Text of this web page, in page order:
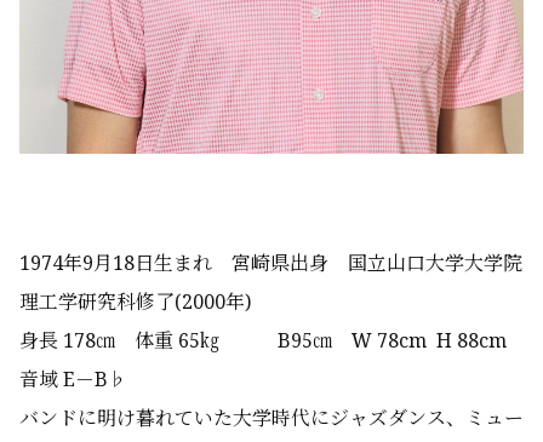
1974年9月18日生まれ 宮崎県出身 国立山口大学大学院
理工学研究科修了(2000年)
身長 178㎝ 体重 65㎏ B95㎝ W 78cm H 88cm
音域 E－B♭
バンドに明け暮れていた大学時代にジャズダンス、ミュー